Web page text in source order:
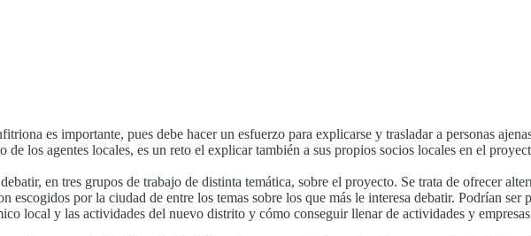
es importante, pues debe hacer un esfuerzo para explicarse y trasladar a personas
de los agentes locales, es un reto el explicar también a sus propios socios locales en el
en tres grupos de trabajo de distinta temática, sobre el proyecto. Se trata de ofrecer
escogidos por la ciudad de entre los temas sobre los que más le interesa debatir. Podrían
local y las actividades del nuevo distrito y cómo conseguir llenar de actividades y